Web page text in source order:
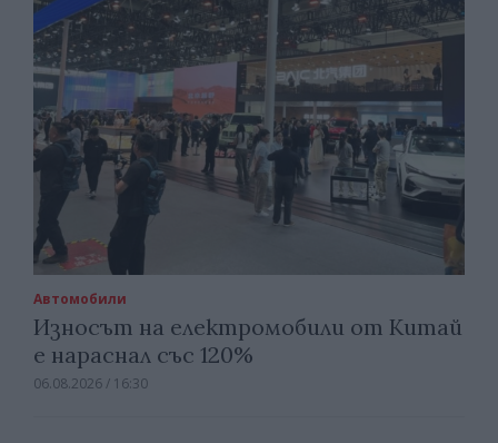
Автомобили
Износът на електромобили от Китай
е нараснал със 120%
06.08.2026 / 16:30